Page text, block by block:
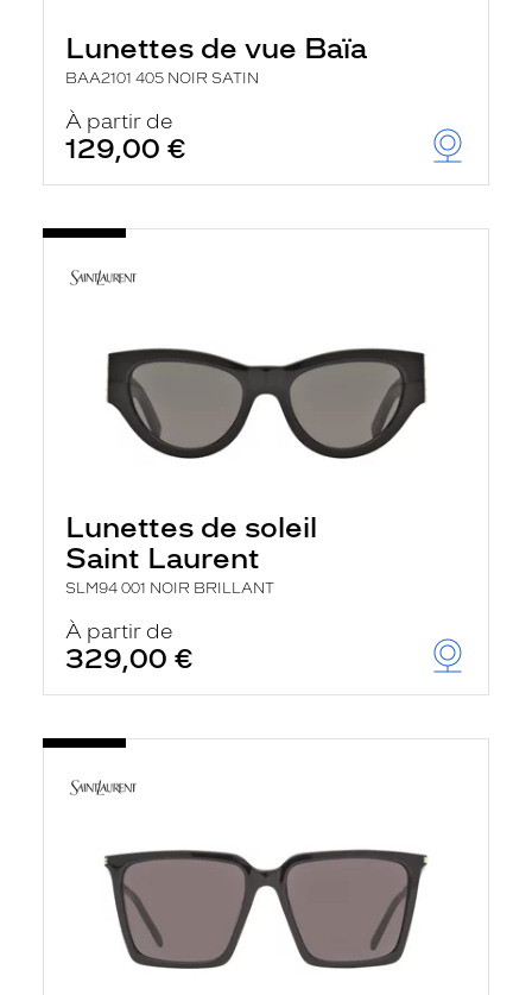
Lunettes de vue Baïa
BAA2101 405 NOIR SATIN
À partir de
129,00 €
Lunettes de soleil
Saint Laurent
SLM94 001 NOIR BRILLANT
À partir de
329,00 €